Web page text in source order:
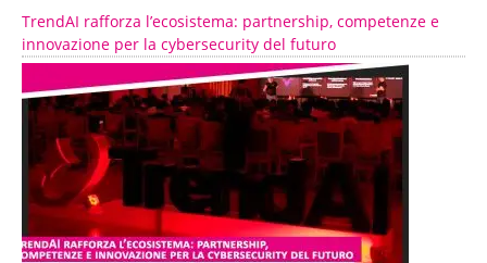
TrendAI rafforza l’ecosistema: partnership, competenze e
innovazione per la cybersecurity del futuro